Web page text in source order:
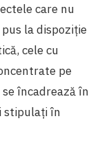
care nu
la dispoziție
cele cu
pe
încadrează în
stipulați în